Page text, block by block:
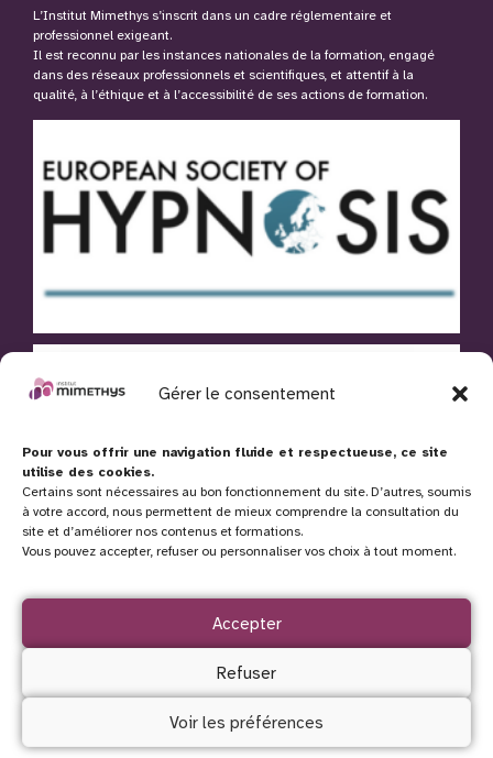
Gérer le consentement
Pour vous offrir une navigation fluide et respectueuse, ce site
utilise des cookies.
Certains sont nécessaires au bon fonctionnement du site. D’autres, soumis
à votre accord, nous permettent de mieux comprendre la consultation du
site et d’améliorer nos contenus et formations.
Vous pouvez accepter, refuser ou personnaliser vos choix à tout moment.
Accepter
Refuser
Voir les préférences
L’Institut Mimethys s’inscrit dans un cadre réglementaire et
professionnel exigeant.
Il est reconnu par les instances nationales de la formation, engagé
dans des réseaux professionnels et scientifiques, et attentif à la
qualité, à l’éthique et à l’accessibilité de ses actions de formation.